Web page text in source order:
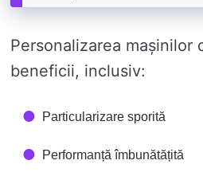
Personalizarea mașinilor
beneficii, inclusiv:
Particularizare sporită
Performanță îmbunătățită